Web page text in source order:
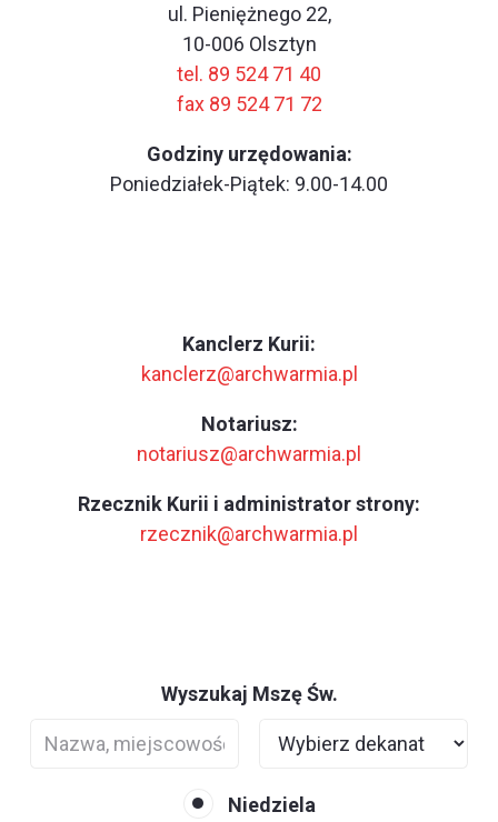
ul. Pieniężnego 22,
10-006 Olsztyn
tel. 89 524 71 40
fax 89 524 71 72
Godziny urzędowania:
Poniedziałek-Piątek: 9.00-14.00
Kanclerz Kurii:
kanclerz@archwarmia.pl
Notariusz:
notariusz@archwarmia.pl
Rzecznik Kurii i administrator strony:
rzecznik@archwarmia.pl
Wyszukaj Mszę Św.
Niedziela